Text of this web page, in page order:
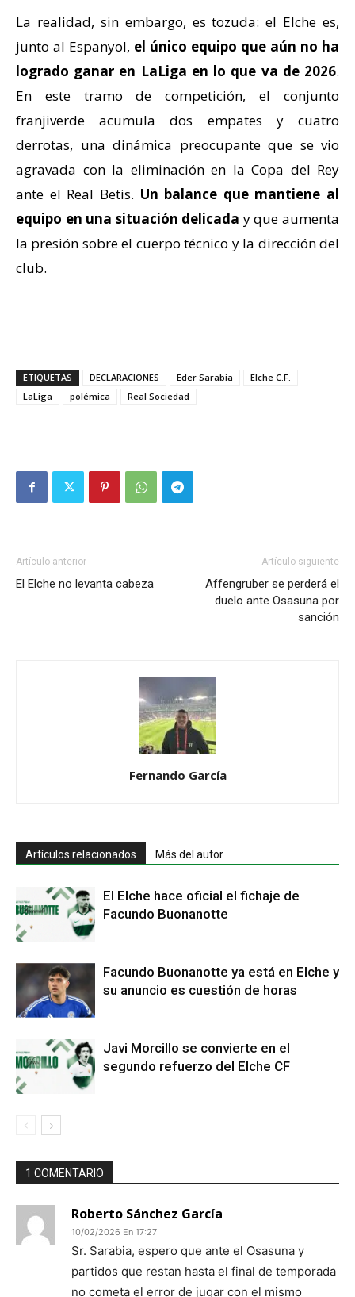
La realidad, sin embargo, es tozuda: el Elche es,
junto al Espanyol, el único equipo que aún no ha
logrado ganar en LaLiga en lo que va de 2026.
En este tramo de competición, el conjunto
franjiverde acumula dos empates y cuatro
derrotas, una dinámica preocupante que se vio
agravada con la eliminación en la Copa del Rey
ante el Real Betis. Un balance que mantiene al
equipo en una situación delicada y que aumenta
la presión sobre el cuerpo técnico y la dirección del
club.
ETIQUETAS DECLARACIONES Eder Sarabia
Elche C.F.
LaLiga
polémica Real Sociedad
Artículo anterior
El Elche no levanta cabeza
Artículo siguiente
Affengruber se perderá el
duelo ante Osasuna por
sanción
Fernando García
Artículos relacionados Más del autor
El Elche hace oficial el fichaje de
Facundo Buonanotte
Facundo Buonanotte ya está en Elche y
su anuncio es cuestión de horas
Javi Morcillo se convierte en el
segundo refuerzo del Elche CF
1 COMENTARIO
Roberto Sánchez García
10/02/2026 En 17:27
Sr. Sarabia, espero que ante el Osasuna y
partidos que restan hasta el final de temporada
no cometa el error de jugar con el mismo